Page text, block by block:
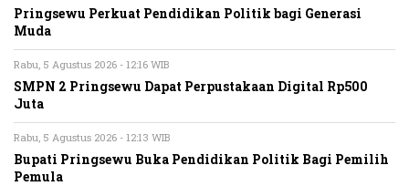
Pringsewu Perkuat Pendidikan Politik bagi Generasi
Muda
Rabu, 5 Agustus 2026 - 12:16 WIB
SMPN 2 Pringsewu Dapat Perpustakaan Digital Rp500
Juta
Rabu, 5 Agustus 2026 - 12:13 WIB
Bupati Pringsewu Buka Pendidikan Politik Bagi Pemilih
Pemula